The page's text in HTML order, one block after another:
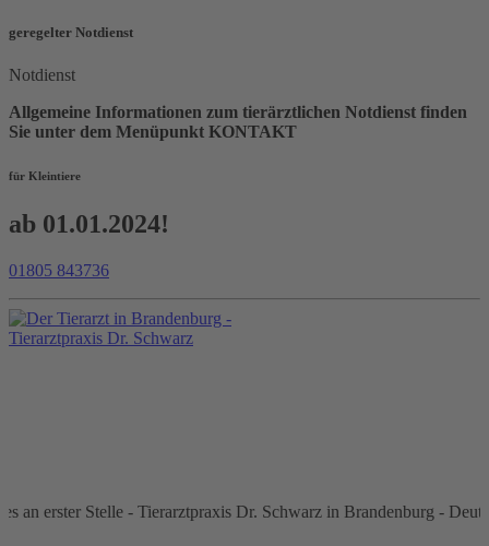
geregelter Notdienst
Notdienst
Allgemeine Informationen zum tierärztlichen Notdienst finden
Sie unter dem Menüpunkt KONTAKT
für Kleintiere
ab 01.01.2024!
01805 843736